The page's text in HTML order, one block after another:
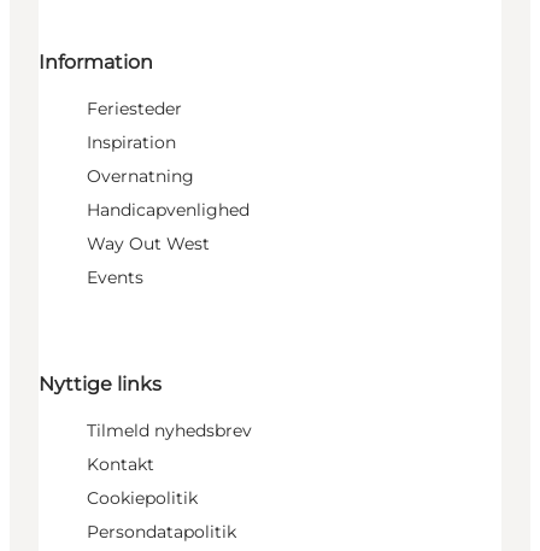
Information
Feriesteder
Inspiration
Overnatning
Handicapvenlighed
Way Out West
Events
Nyttige links
Tilmeld nyhedsbrev
Kontakt
Cookiepolitik
Persondatapolitik